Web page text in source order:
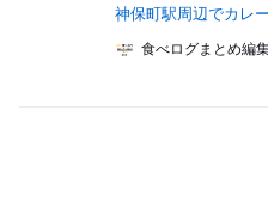
神保町駅周辺でカレ
食べログまとめ編